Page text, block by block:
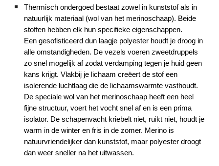
Thermisch ondergoed bestaat zowel in kunststof als in
natuurlijk materiaal (wol van het merinoschaap). Beide
stoffen hebben elk hun specifieke eigenschappen.
Een gesofisticeerd dun laagje polyester houdt je droog in
alle omstandigheden. De vezels voeren zweetdruppels
zo snel mogelijk af zodat verdamping tegen je huid geen
kans krijgt. Vlakbij je lichaam creëert de stof een
isolerende luchtlaag die de lichaamswarmte vasthoudt.
De speciale wol van het merinoschaap heeft een heel
fijne structuur, voert het vocht snel af en is een prima
isolator. De schapenvacht kriebelt niet, ruikt niet, houdt je
warm in de winter en fris in de zomer. Merino is
natuurvriendelijker dan kunststof, maar polyester droogt
dan weer sneller na het uitwassen.